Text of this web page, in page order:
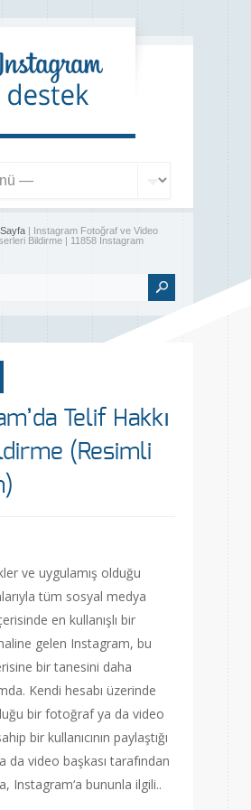
| Instagram Fotoğraf ve Video
Bildirme | 11858 Instagram
Telif Hakkı
(Resimli
ve uygulamış olduğu
tüm sosyal medya
en kullanışlı bir
gelen Instagram, bu
bir tanesini daha
Kendi hesabı üzerinde
bir fotoğraf ya da video
bir kullanıcının paylaştığı
video başkası tarafından
Instagram‘a bununla ilgili..